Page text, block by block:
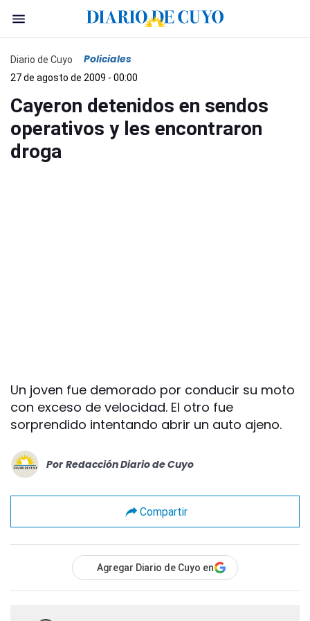
Diario de Cuyo Policiales
27 de agosto de 2009 - 00:00
Cayeron detenidos en sendos
operativos y les encontraron
droga
Un joven fue demorado por conducir su moto
con exceso de velocidad. El otro fue
sorprendido intentando abrir un auto ajeno.
Por Redacción Diario de Cuyo
Compartir
Agregar Diario de Cuyo en